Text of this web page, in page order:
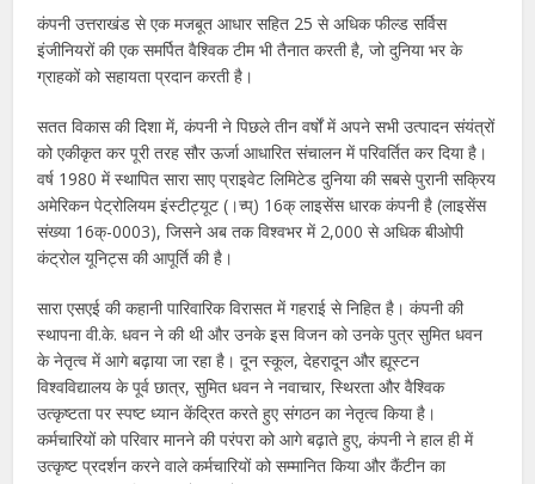
कंपनी उत्तराखंड से एक मजबूत आधार सहित 25 से अधिक फील्ड सर्विस
इंजीनियरों की एक समर्पित वैश्विक टीम भी तैनात करती है, जो दुनिया भर के
ग्राहकों को सहायता प्रदान करती है।
सतत विकास की दिशा में, कंपनी ने पिछले तीन वर्षों में अपने सभी उत्पादन संयंत्रों
को एकीकृत कर पूरी तरह सौर ऊर्जा आधारित संचालन में परिवर्तित कर दिया है।
वर्ष 1980 में स्थापित सारा साए प्राइवेट लिमिटेड दुनिया की सबसे पुरानी सक्रिय
अमेरिकन पेट्रोलियम इंस्टीट्यूट (।च्प्) 16क् लाइसेंस धारक कंपनी है (लाइसेंस
संख्या 16क्-0003), जिसने अब तक विश्वभर में 2,000 से अधिक बीओपी
कंट्रोल यूनिट्स की आपूर्ति की है।
सारा एसएई की कहानी पारिवारिक विरासत में गहराई से निहित है। कंपनी की
स्थापना वी.के. धवन ने की थी और उनके इस विजन को उनके पुत्र सुमित धवन
के नेतृत्व में आगे बढ़ाया जा रहा है। दून स्कूल, देहरादून और ह्यूस्टन
विश्वविद्यालय के पूर्व छात्र, सुमित धवन ने नवाचार, स्थिरता और वैश्विक
उत्कृष्टता पर स्पष्ट ध्यान केंद्रित करते हुए संगठन का नेतृत्व किया है।
कर्मचारियों को परिवार मानने की परंपरा को आगे बढ़ाते हुए, कंपनी ने हाल ही में
उत्कृष्ट प्रदर्शन करने वाले कर्मचारियों को सम्मानित किया और कैंटीन का